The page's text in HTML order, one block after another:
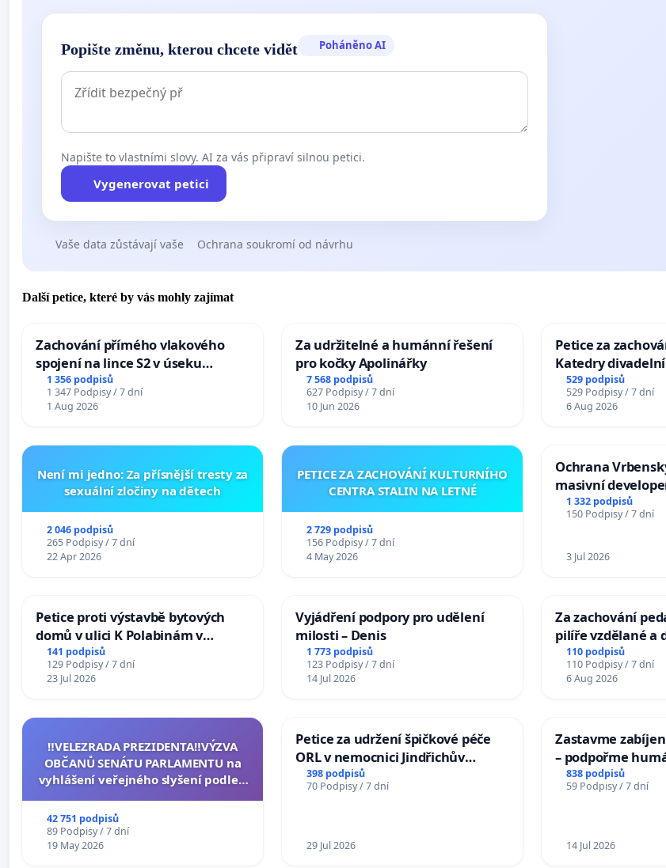
Popište změnu, kterou chcete vidět Poháněno AI
Napište to vlastními slovy. AI za vás připraví silnou petici.
Vygenerovat petici
Vaše data zůstávají vaše Ochrana soukromí od návrhu
Další petice, které by vás mohly zajímat
Zachování přímého vlakového
spojení na lince S2 v úseku
Ostrava – Bohumín – Karviná –
Mosty u Jablunkova
1 356 podpisů
1 347 Podpisy / 7 dní
1 Aug 2026
Za udržitelné a humánní řešení
pro kočky Apolinářky
7 568 podpisů
627 Podpisy / 7 dní
10 Jun 2026
Petice za
Katedry divadelní
529 podpisů
529 Podpisy / 7 dní
6 Aug 2026
Není mi jedno: Za přísnější tresty za
sexuální zločiny na dětech
2 046 podpisů
265 Podpisy / 7 dní
22 Apr 2026
PETICE ZA ZACHOVÁNÍ KULTURNÍHO
CENTRA STALIN NA LETNÉ
2 729 podpisů
156 Podpisy / 7 dní
4 May 2026
Ochrana
masivní
1 332 podpisů
150 Podpisy / 7 dní
3 Jul 2026
Petice proti výstavbě bytových
domů v ulici K Polabinám v
Pardubicích
141 podpisů
129 Podpisy / 7 dní
23 Jul 2026
Vyjádření podpory pro udělení
milosti – Denis
1 773 podpisů
123 Podpisy / 7 dní
14 Jul 2026
Za zachování
pilíře vzdělané a
společnosti
110 podpisů
110 Podpisy / 7 dní
6 Aug 2026
‼️VELEZRADA PREZIDENTA‼️VÝZVA
OBČANŮ SENÁTU PARLAMENTU na
vyhlášení veřejného slyšení podle §
na přijetí usnesení k podání ústavní
žaloby na prezidenta republiky
42 751 podpisů
89 Podpisy / 7 dní
19 May 2026
Petice za udržení špičkové péče
ORL v nemocnici Jindřichův
Hradec
398 podpisů
70 Podpisy / 7 dní
29 Jul 2026
Zastavme
– podpořme
838 podpisů
59 Podpisy / 7 dní
14 Jul 2026